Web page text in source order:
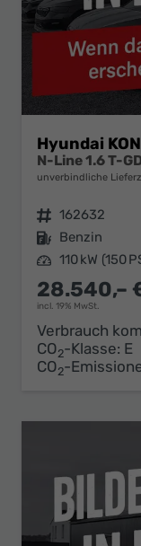
Hyundai
N-Line 1.6 T-
unverbindliche
Fahrzeugnr. 162632
Kraftstoff Benzin
Leistung 110 kW (150
28.540,–
incl. 19% MwSt.
Verbrauch
CO2-Klasse: E
CO2-